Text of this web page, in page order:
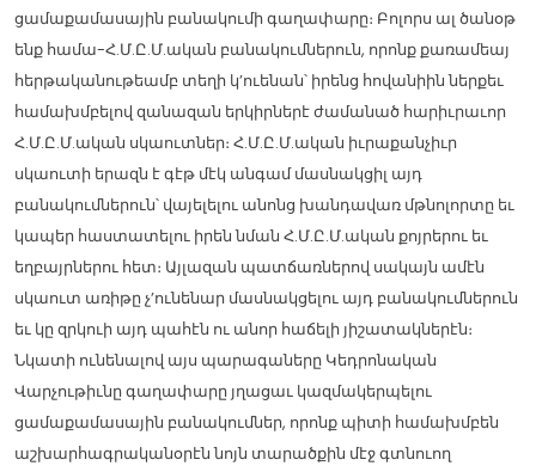
ցամաքամասային բանակումի գաղափարը։ Բոլորս ալ ծանօթ
ենք համա-Հ.Մ.Ը.Մ.ական բանակումներուն, որոնք քառամեայ
հերթականութեամբ տեղի կ’ուենան՝ իրենց հովանիին ներքեւ
համախմբելով զանազան երկիրներէ ժամանած հարիւրաւոր
Հ.Մ.Ը.Մ.ական սկաուտներ։ Հ.Մ.Ը.Մ.ական իւրաքանչիւր
սկաուտի երազն է գէթ մէկ անգամ մասնակցիլ այդ
բանակումներուն՝ վայելելու անոնց խանդավառ մթնոլորտը եւ
կապեր հաստատելու իրեն նման Հ.Մ.Ը.Մ.ական քոյրերու եւ
եղբայրներու հետ։ Այլազան պատճառներով սակայն ամէն
սկաուտ առիթը չ’ունենար մասնակցելու այդ բանակումներուն
եւ կը զրկուի այդ պահէն ու անոր հաճելի յիշատակներէն։
Նկատի ունենալով այս պարագաները Կեդրոնական
Վարչութիւնը գաղափարը յղացաւ կազմակերպելու
ցամաքամասային բանակումներ, որոնք պիտի համախմբեն
աշխարհագրականօրէն նոյն տարածքին մէջ գտնուող